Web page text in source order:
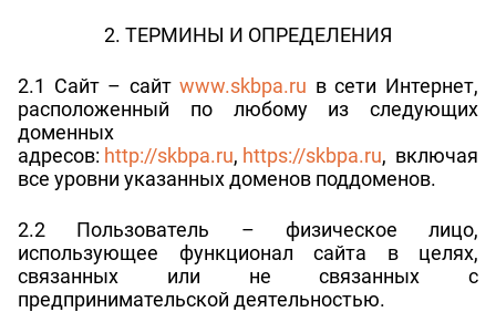
2. ТЕРМИНЫ И ОПРЕДЕЛЕНИЯ
2.1 Сайт – сайтwww.skbpa.ru в сети Интернет,
расположенный по любому из следующих
доменных
адресов: http://skbpa.ru, https://skbpa.ru, включая
все уровни указанных доменов поддоменов.
2.2 Пользователь – физическое лицо,
использующее функционал сайта в целях,
связанных или не связанных с
предпринимательской деятельностью.